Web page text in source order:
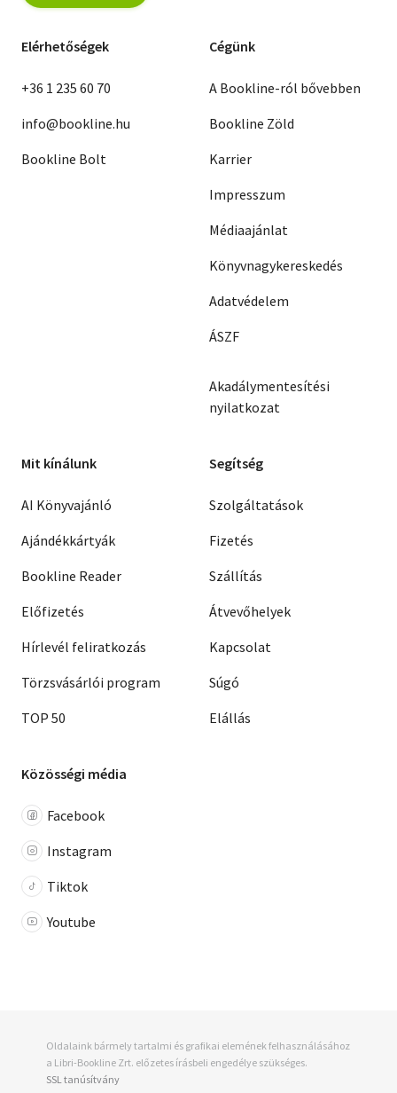
Elérhetőségek
+36 1 235 60 70
info@bookline.hu
Bookline Bolt
Cégünk
A Bookline-ról bővebben
Bookline Zöld
Karrier
Impresszum
Médiaajánlat
Könyvnagykereskedés
Adatvédelem
ÁSZF
Akadálymentesítési
nyilatkozat
Mit kínálunk
AI Könyvajánló
Ajándékkártyák
Bookline Reader
Előfizetés
Hírlevél feliratkozás
Törzsvásárlói program
TOP 50
Segítség
Szolgáltatások
Fizetés
Szállítás
Átvevőhelyek
Kapcsolat
Súgó
Elállás
Közösségi média
Facebook
Instagram
Tiktok
Youtube
Oldalaink bármely tartalmi és grafikai elemének felhasználásához
a Libri-Bookline Zrt. előzetes írásbeli engedélye szükséges.
SSL tanúsítvány